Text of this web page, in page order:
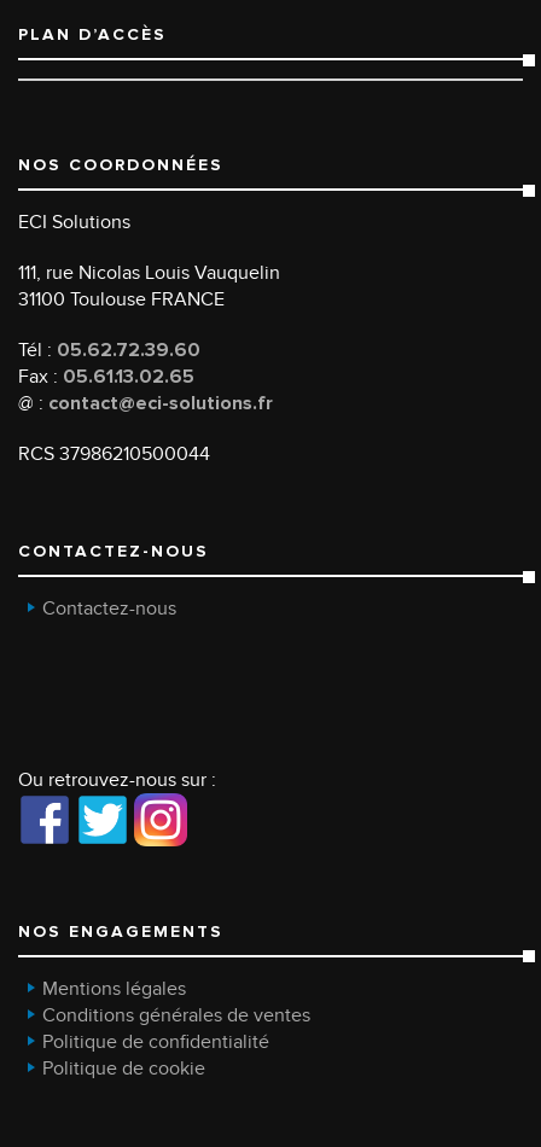
PLAN D’ACCÈS
NOS COORDONNÉES
ECI Solutions
111, rue Nicolas Louis Vauquelin
31100 Toulouse FRANCE
Tél : 05.62.72.39.60
Fax : 05.61.13.02.65
@ : contact@eci-solutions.fr
RCS 37986210500044
CONTACTEZ-NOUS
Contactez-nous
Ou retrouvez-nous sur :
NOS ENGAGEMENTS
Mentions légales
Conditions générales de ventes
Politique de confidentialité
Politique de cookie